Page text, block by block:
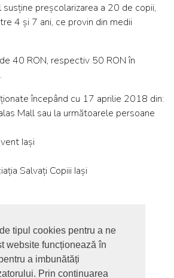
tipul cookies pentru a ne
website funcționează în
a imbunătăți
Prin continuarea
preșcolarizarea a 20 de copii,
4 și 7 ani, ce provin din medii
40 RON, respectiv 50 RON în
începând cu 17 aprilie 2018 din:
Mall sau la următoarele persoane
Iași
Salvați Copiii Iași
drepturile rezervate
Termeni si conditii | Politica de